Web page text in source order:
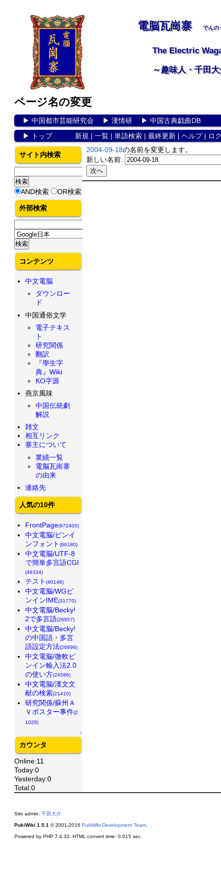
電脳瓦崗寨 でんの
The Electric
～趣味人・千田
ページ名の変更
▶ 中国都市芸能研究会▶ 漢情研▶ 中国古典戯曲DB
▶
トップ 新規 | 一覧| 単語検索| 最終更新| ヘルプ| ロ
2004-09-18の名前を変更します。
新しい名前:
サイト内検索
AND検索 OR検索
外部検索
コンテンツ
中文電脳
ダウンロー
ド
中国通俗文学
電子テキス
ト
研究関係
翻訳
『學生字
典』Wiki
KO字源
燕京風味
中国伝統劇
解説
雑文
相互リンク
寨主について
業績一覧
電脳瓦崗寨
の由来
連絡先
人気の10件
FrontPage(972400)
中文電脳/ピンイ
ンフォント (66180)
中文電脳/UTF-8
で簡単多言語CGI
(48334)
テスト (40148)
中文電脳/WGピ
ンインIME(31770)
中文電脳/Becky!
2で多言語(26957)
中文電脳/Becky!
の中国語・多言
語設定方法(26898)
中文電脳/微軟ピ
ンイン輸入法2.0
の使い方(24586)
中文電脳/漢文文
献の検索(21410)
研究関係/蘇州Ａ
Ｖポスター事件(2
1028)
↑
カウンタ
Online:11
Today:0
Yesterday:0
Total:0
Site admin: 千田大介
PukiWiki 1.5.1 © 2001-2016 PukiWiki Development Team.
Powered by PHP 7.4.33. HTML convert time: 0.015 sec.